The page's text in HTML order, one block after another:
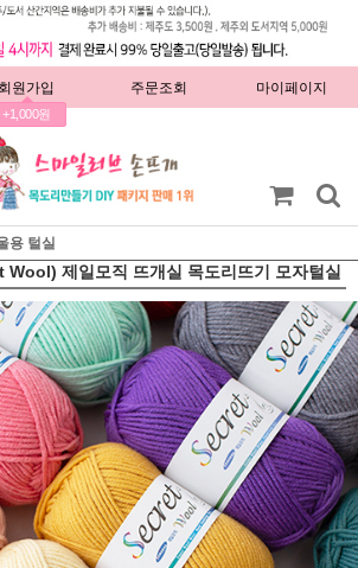
회원가입
+1,000원
주문조회 마이페이지
용 털실
Wool) 제일모직 뜨개실 목도리뜨기 모자털실